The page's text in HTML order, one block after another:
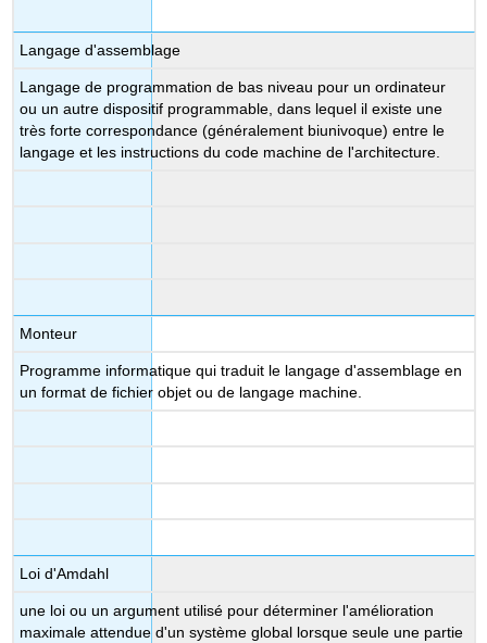
Langage d'assemblage
Langage de programmation de bas niveau pour un ordinateur
ou un autre dispositif programmable, dans lequel il existe une
très forte correspondance (généralement biunivoque) entre le
langage et les instructions du code machine de l'architecture.
Monteur
Programme informatique qui traduit le langage d'assemblage en
un format de fichier objet ou de langage machine.
Loi d'Amdahl
une loi ou un argument utilisé pour déterminer l'amélioration
maximale attendue d'un système global lorsque seule une partie